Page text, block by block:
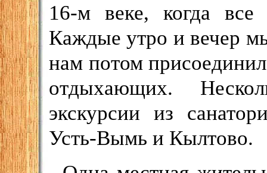
16-м веке, когда все
Каждые утро и вечер
нам потом
отдыхающих.
экскурсии из
Усть-Вымь и Кылтово.